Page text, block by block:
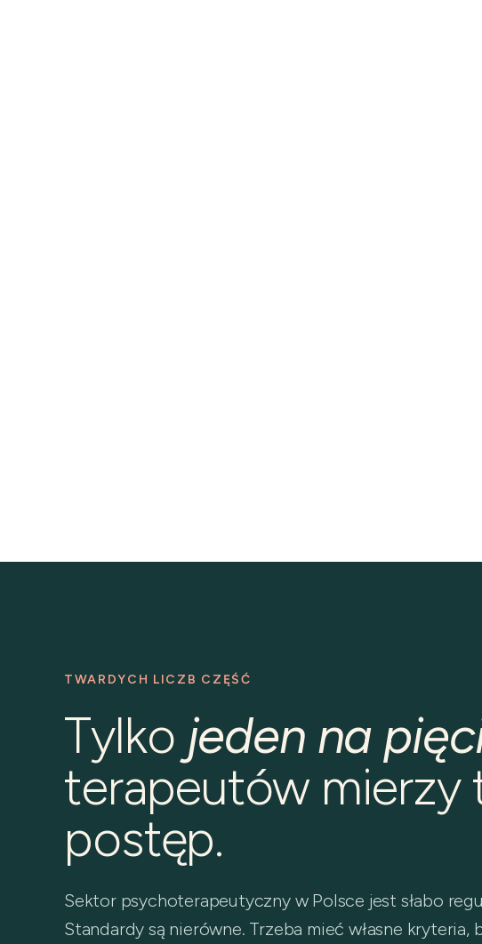
TWARDYCH LICZB CZĘŚĆ
Tylko jeden na
terapeutów mierzy
postęp.
Sektor psychoterapeutyczny w Polsce jest słabo
Standardy są nierówne. Trzeba mieć własne kryteria,